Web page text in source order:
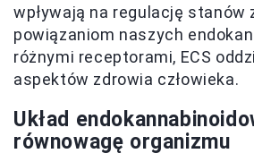
wpływają na regulację stanów
powiązaniom naszych
różnymi receptorami, ECS
aspektów zdrowia człowieka.
Układ
równowagę organizmu